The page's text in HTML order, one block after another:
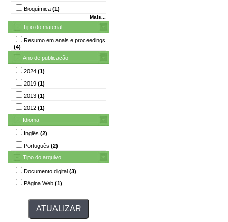
Bioquímica (1)
Mais...
Tipo do material
Resumo em anais e proceedings
(4)
Ano de publicação
2024 (1)
2019 (1)
2013 (1)
2012 (1)
Idioma
Inglês (2)
Português (2)
Tipo do arquivo
Documento digital (3)
Página Web (1)